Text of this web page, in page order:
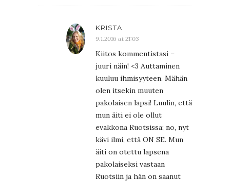
KRISTA
9.1.2016 at 21:03
Kiitos kommentistasi –
juuri näin! <3 Auttaminen
kuuluu ihmisyyteen. Mähän
olen itsekin muuten
pakolaisen lapsi! Luulin, että
mun äiti ei ole ollut
evakkona Ruotsissa; no, nyt
kävi ilmi, että ON SE. Mun
äiti on otettu lapsena
pakolaiseksi vastaan
Ruotsiin ja hän on saanut